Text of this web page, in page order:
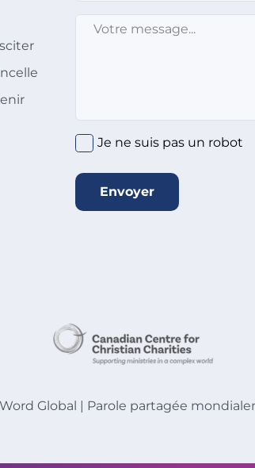
Message
Je ne suis pas un robot
Envoyer
Global | Parole partagée